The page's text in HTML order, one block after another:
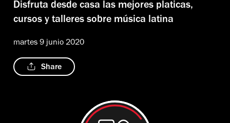
Disfruta desde casa las mejores platicas,
cursos y talleres sobre música latina
martes 9 junio 2020
Share